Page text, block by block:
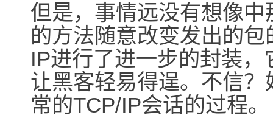
但是，事情远没有想像
的方法随意改变发出的
IP进行了进一步的封装
让黑客轻易得逞。不信
常的TCP/IP会话的过程。